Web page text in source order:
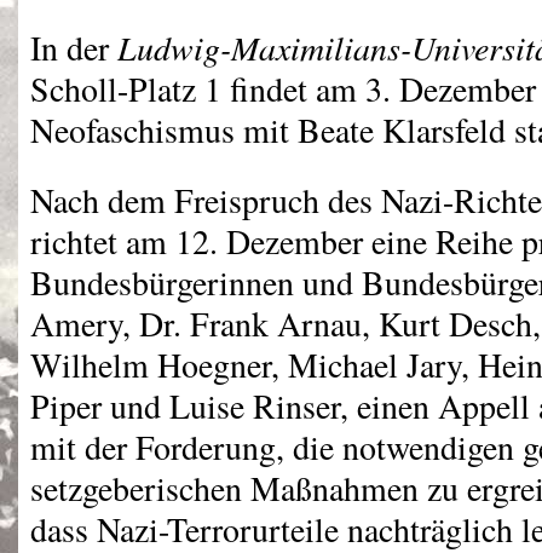
In derLudwig-Maximilians-
Scholl-Platz 1 findet am 3.
Neofaschismus mit Beate Klarsfeld
Nach dem Freispruch des Nazi-
richtet am 12. Dezember eine Reihe
Bundesbürgerinnen und
Amery, Dr. Frank Arnau, Kurt
Wilhelm Hoegner, Michael Jary,
Piper und Luise Rinser, einen Appell
mit der Forderung, die notwendigen
setzgeberischen Maßnahmen zu
dass Nazi-Terrorurteile nachträglich